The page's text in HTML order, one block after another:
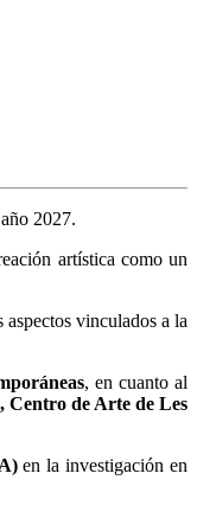
2027.
artística como un
vinculados a la
, en cuanto al
Centro de Arte de Les
en la investigación en